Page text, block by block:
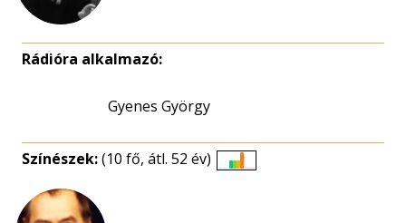
Rádióra alkalmazó:
Gyenes György
Színészek:(10 fő, átl. 52 év)